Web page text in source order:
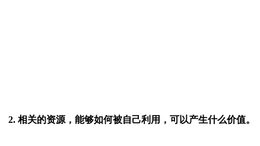
相关的资源，能够如何被自己利用，可以产生什么价值。